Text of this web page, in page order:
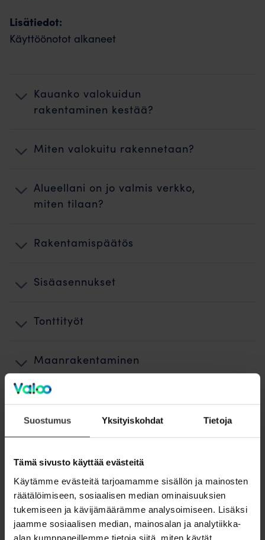
Suostumus Yksityiskohdat Tietoja
Tämä sivusto käyttää evästeitä
Käytämme evästeitä tarjoamamme sisällön ja mainosten
räätälöimiseen, sosiaalisen median ominaisuuksien
tukemiseen ja kävijämäärämme analysoimiseen. Lisäksi
jaamme sosiaalisen median, mainosalan ja analytiikka-
alan kumppaneillemme tietoja siitä, miten käytät
Lisätiedot:
Käyttöönotot alkaneet
Kauanko valokuidun
rakentaminen kestää?
Miten valokuitu rakennetaan?
Alueellani on jo valmis verkko,
miten tilaan?
Rakentamispäätös
Sisäasennukset
Tonttityöt
Maanrakentaminen
Kuidun puhallus ja teletyöt
Käyttöönotto
Jälkityöt ja ennallistaminen
Laskutus